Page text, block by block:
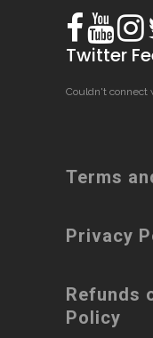
Twitter
Couldn't connect
Terms
Privacy
Refunds
Policy